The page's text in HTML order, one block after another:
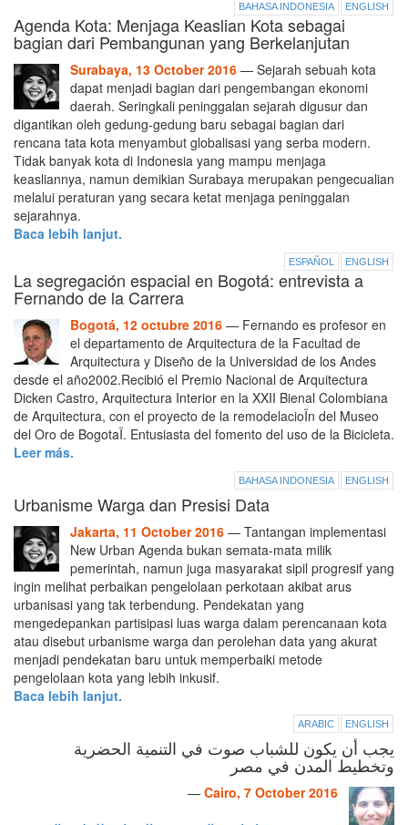
BAHASA INDONESIA ENGLISH
Agenda Kota: Menjaga Keaslian Kota sebagai
bagian dari Pembangunan yang Berkelanjutan
Surabaya, 13 October 2016 — Sejarah sebuah kota
dapat menjadi bagian dari pengembangan ekonomi
daerah. Seringkali peninggalan sejarah digusur dan
digantikan oleh gedung-gedung baru sebagai bagian dari
rencana tata kota menyambut globalisasi yang serba modern.
Tidak banyak kota di Indonesia yang mampu menjaga
keasliannya, namun demikian Surabaya merupakan pengecualian
melalui peraturan yang secara ketat menjaga peninggalan
sejarahnya.
Baca lebih lanjut.
ESPAÑOL ENGLISH
La segregación espacial en Bogotá: entrevista a
Fernando de la Carrera
Bogotá, 12 octubre 2016 — Fernando es profesor en
el departamento de Arquitectura de la Facultad de
Arquitectura y Diseño de la Universidad de los Andes
desde el año2002.Recibió el Premio Nacional de Arquitectura
Dicken Castro, Arquitectura Interior en la XXII Bienal Colombiana
de Arquitectura, con el proyecto de la remodelacioÏn del Museo
del Oro de BogotaÏ. Entusiasta del fomento del uso de la Bicicleta.
Leer más.
BAHASA INDONESIA ENGLISH
Urbanisme Warga dan Presisi Data
Jakarta, 11 October 2016 — Tantangan implementasi
New Urban Agenda bukan semata-mata milik
pemerintah, namun juga masyarakat sipil progresif yang
ingin melihat perbaikan pengelolaan perkotaan akibat arus
urbanisasi yang tak terbendung. Pendekatan yang
mengedepankan partisipasi luas warga dalam perencanaan kota
atau disebut urbanisme warga dan perolehan data yang akurat
menjadi pendekatan baru untuk memperbaiki metode
pengelolaan kota yang lebih inkusif.
Baca lebih lanjut.
ARABIC ENGLISH
يجب أن يكون للشباب صوت في التنمية الحضرية
وتخطيط المدن في مصر
Cairo, 7 October 2016
—